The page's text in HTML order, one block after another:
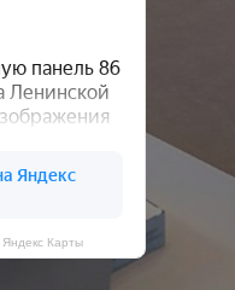
Карты